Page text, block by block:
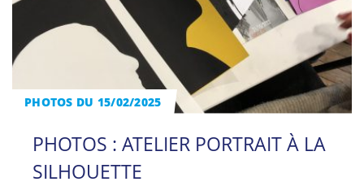
PHOTOS DU 15/02/2025
PHOTOS : ATELIER PORTRAIT À LA
SILHOUETTE